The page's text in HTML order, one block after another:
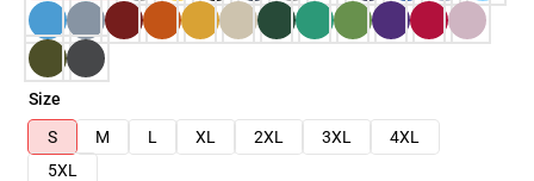
Size
S
M L XL 2XL 3XL
4XL
5XL